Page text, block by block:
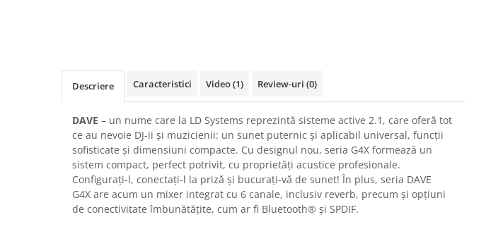
Cabluri la metru
Conectori Audio
Stage Box Multicore
Descriere Caracteristici Video(1) Review-uri (0)
DAVE – un nume care la LD Systems reprezintă sisteme active 2.1, care oferă tot
ce au nevoie DJ-ii și muzicienii: un sunet puternic și aplicabil universal, funcții
sofisticate și dimensiuni compacte. Cu designul nou, seria G4X formează un
sistem compact, perfect potrivit, cu proprietăți acustice profesionale.
Configurați-l, conectați-l la priză și bucurați-vă de sunet! În plus, seria DAVE
G4X are acum un mixer integrat cu 6 canale, inclusiv reverb, precum și opțiuni
de conectivitate îmbunătățite, cum ar fi Bluetooth® și SPDIF.